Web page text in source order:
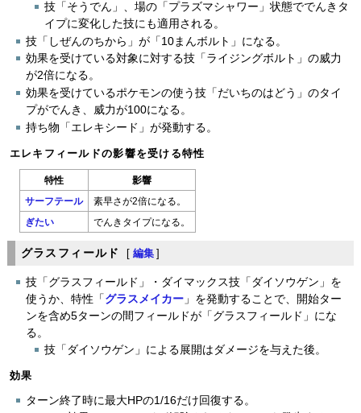
技「そうでん」、場の「プラズマシャワー」状態ででんきタ
イプに変化した技にも適用される。
技「しぜんのちから」が「10まんボルト」になる。
効果を受けている対象に対する技「ライジングボルト」の威力
が2倍になる。
効果を受けているポケモンの使う技「だいちのはどう」のタイ
プがでんき、威力が100になる。
持ち物「エレキシード」が発動する。
エレキフィールドの影響を受ける特性
特性 影響
サーフテール 素早さが2倍になる。
ぎたい でんきタイプになる。
グラスフィールド [ 編集 ]
技「グラスフィールド」・ダイマックス技「ダイソウゲン」を
使うか、特性「 グラスメイカー 」を発動することで、開始ター
ンを含め5ターンの間フィールドが「グラスフィールド」にな
る。
技「ダイソウゲン」による展開はダメージを与えた後。
効果
ターン終了時に最大HPの1/16だけ回復する。